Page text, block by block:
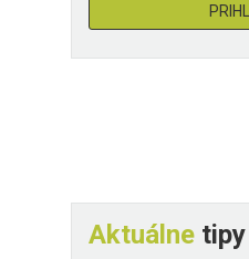
Aktuálne